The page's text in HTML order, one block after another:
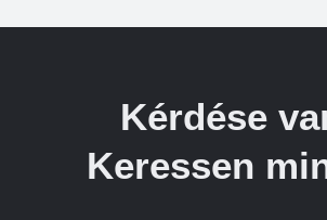
Kérdése
Keressen